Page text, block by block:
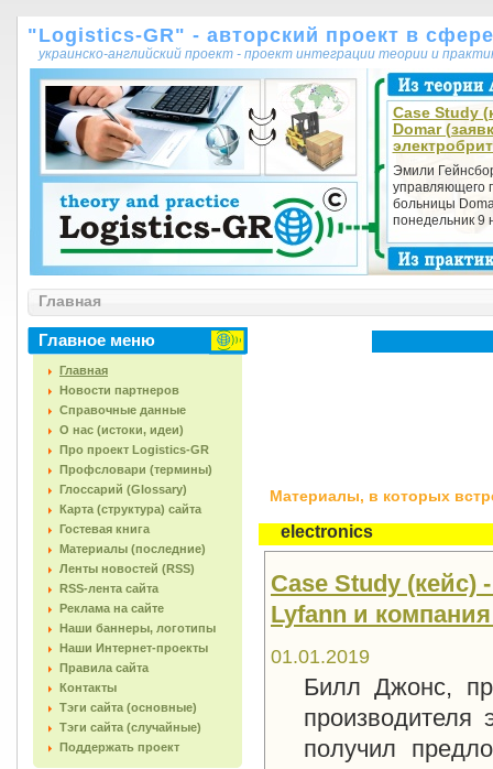
"Logistics-GR" - авторский проект в
украинско-английский проект - проект интеграции теории и
Case Study
Domar
Эмили
управля­ющего
больницы
понедельник 9
Главная
Главное меню
Главная
Новости партнеров
Справочные данные
О нас (истоки, идеи)
Про проект Logistics-GR
Профсловари (термины)
Глоссарий (Glossary)
Карта (структура) сайта
Гостевая книга
Материалы (последние)
Ленты новостей (RSS)
RSS-лента сайта
Реклама на сайте
Наши баннеры, логотипы
Наши Интернет-проекты
Правила сайта
Контакты
Тэги сайта (основные)
Тэги сайта (случайные)
Поддержать проект
Материалы, в которых
electronics
Case Study (кейс)
Lyfann и
01.01.2019
Билл Джонс,
производителя
получил